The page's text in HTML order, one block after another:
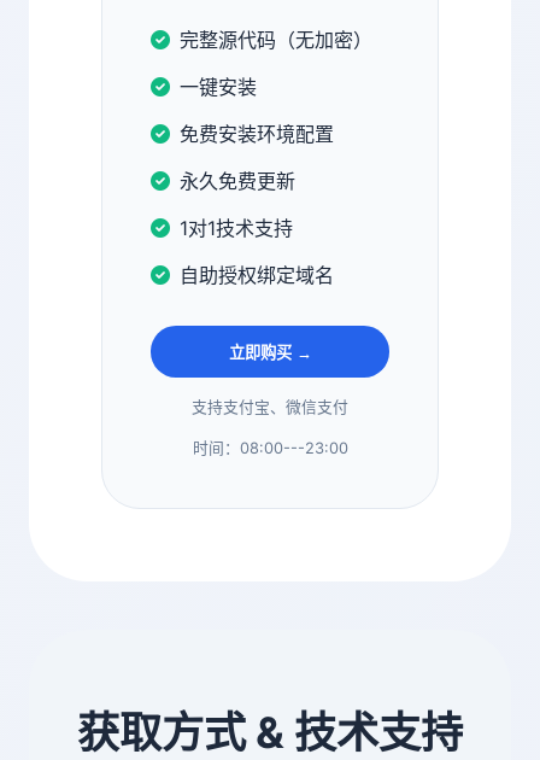
完整源代码（无加密）
一键安装
免费安装环境配置
永久免费更新
1对1技术支持
自助授权绑定域名
立即购买 →
支持支付宝、微信支付
时间：08:00---23:00
获取方式 & 技术支持